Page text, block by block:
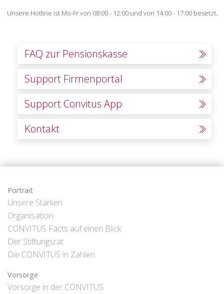
Unsere Hotline ist Mo-Fr von 08:00 - 12:00 und von 14:00 - 17:00 besetzt.
FAQ zur Pensionskasse
Support Firmenportal
Support Convitus App
Kontakt
Portrait
Unsere Stärken
Organisation
CONVITUS Facts auf einen Blick
Der Stiftungsrat
Die CONVITUS in Zahlen
Vorsorge
Vorsorge in der CONVITUS